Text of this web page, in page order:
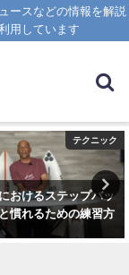
ースなどの情報を解説
用しています
テクニック
おけるステップバッ
慣れるための練習方